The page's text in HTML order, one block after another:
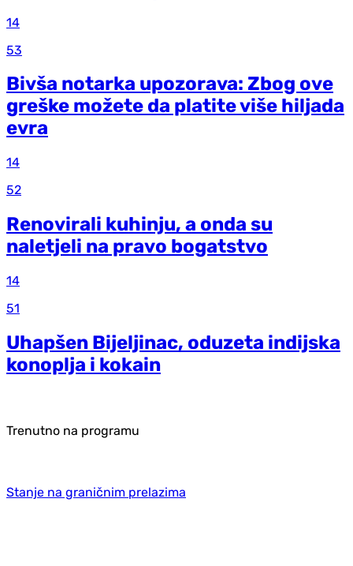
14
53
Bivša notarka upozorava: Zbog ove
greške možete da platite više hiljada
evra
14
52
Renovirali kuhinju, a onda su
naletjeli na pravo bogatstvo
14
51
Uhapšen Bijeljinac, oduzeta indijska
konoplja i kokain
Trenutno na programu
Stanje na graničnim prelazima